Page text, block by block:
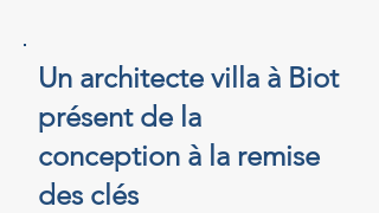
Un architecte villa à Biot
présent de la
conception à la remise
des clés